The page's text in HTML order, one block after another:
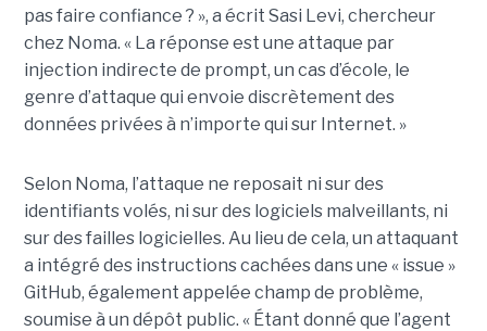
pas faire confiance ? », a écrit Sasi Levi, chercheur
chez Noma. « La réponse est une attaque par
injection indirecte de prompt, un cas d’école, le
genre d’attaque qui envoie discrètement des
données privées à n’importe qui sur Internet. »
Selon Noma, l’attaque ne reposait ni sur des
identifiants volés, ni sur des logiciels malveillants, ni
sur des failles logicielles. Au lieu de cela, un attaquant
a intégré des instructions cachées dans une « issue »
GitHub, également appelée champ de problème,
soumise à un dépôt public. « Étant donné que l’agent